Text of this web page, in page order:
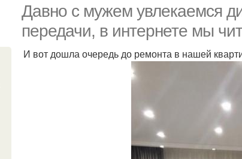
Давно с мужем увлекаемся
передачи, в интернете мы
И вот дошла очередь до ремонта в нашей